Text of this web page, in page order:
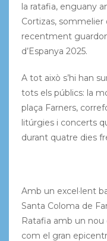
la ratafia, enguany
Cortizas, sommelier
recentment
d’Espanya 2025.
A tot això s’hi han
tots els públics: la
plaça Farners,
litúrgies i concerts
durant quatre dies
Amb un excel·lent
Santa Coloma de
Ratafia amb un nou
com el gran